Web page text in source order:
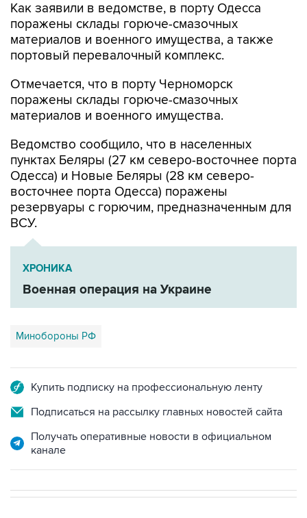
Как заявили в ведомстве, в порту Одесса
поражены склады горюче-смазочных
материалов и военного имущества, а также
портовый перевалочный комплекс.
Отмечается, что в порту Черноморск
поражены склады горюче-смазочных
материалов и военного имущества.
Ведомство сообщило, что в населенных
пунктах Беляры (27 км северо-восточнее порта
Одесса) и Новые Беляры (28 км северо-
восточнее порта Одесса) поражены
резервуары с горючим, предназначенным для
ВСУ.
ХРОНИКА
Военная операция на Украине
Минобороны РФ
Купить подписку на профессиональную ленту
Подписаться на рассылку главных новостей сайта
Получать оперативные новости в официальном
канале